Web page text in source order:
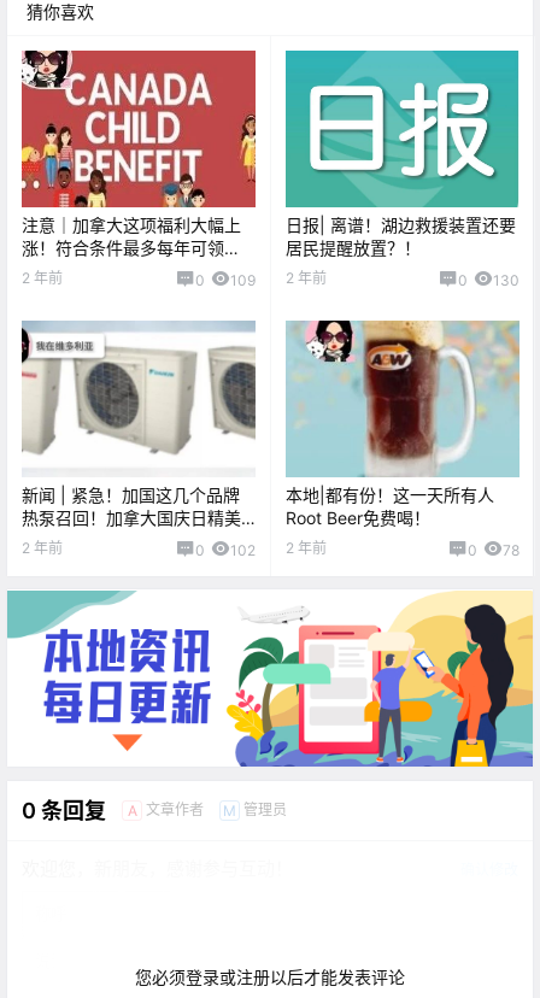
猜你喜欢
注意｜加拿大这项福利大幅上
涨！符合条件最多每年可领
$7000+
2 年前 0 109
日报| 离谱！湖边救援装置还要
居民提醒放置？！
2 年前 0 130
新闻 | 紧急！加国这几个品牌
热泵召回！加拿大国庆日精美
图片集锦抢先看！
2 年前 0 102
本地|都有份！这一天所有人
Root Beer免费喝！
2 年前 0 78
0 条回复 A 文章作者 M 管理员
您必须登录或注册以后才能发表评论